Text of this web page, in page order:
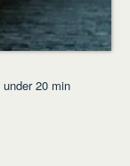
under 20 min